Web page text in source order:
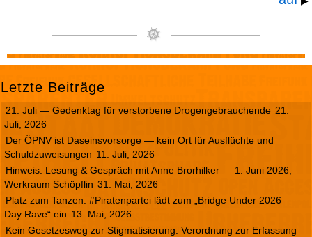
Letzte Beiträge
21. Juli — Gedenktag für verstorbene Drogengebrauchende 21.
Juli, 2026
Der ÖPNV ist Daseinsvorsorge — kein Ort für Ausflüchte und
Schuldzuweisungen 11. Juli, 2026
Hinweis: Lesung & Gespräch mit Anne Brorhilker — 1. Juni 2026,
Werkraum Schöpflin 31. Mai, 2026
Platz zum Tanzen: #Piratenpartei lädt zum „Bridge Under 2026 –
Day Rave“ ein 13. Mai, 2026
Kein Gesetzesweg zur Stigmatisierung: Verordnung zur Erfassung